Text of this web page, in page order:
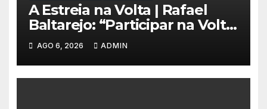
A Estreia na Volta | Rafael
Baltarejo: “Participar na Volta
a Portugal é o sonho de
qualquer ciclista”
AGO 6, 2026 ADMIN